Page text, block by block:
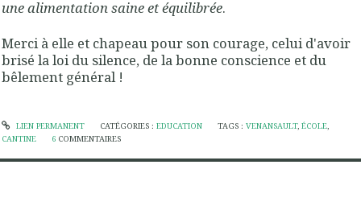
une alimentation saine et équilibrée.
Merci à elle et chapeau pour son courage, celui d'avoir
brisé la loi du silence, de la bonne conscience et du
bêlement général !
LIEN PERMANENT CATÉGORIES : EDUCATION TAGS :VENANSAULT,ÉCOLE,
CANTINE
6 COMMENTAIRES